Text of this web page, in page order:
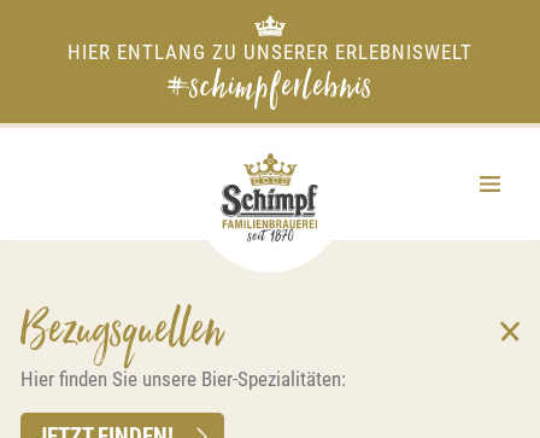
HIER ENTLANG ZU UNSERER ERLEBNISWELT
#schimpferlebnis
Bezugsquellen
Hier finden Sie unsere Bier-Spezialitäten: